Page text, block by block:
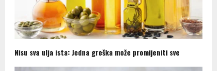
Nisu sva ulja ista: Jedna greška može promijeniti sve